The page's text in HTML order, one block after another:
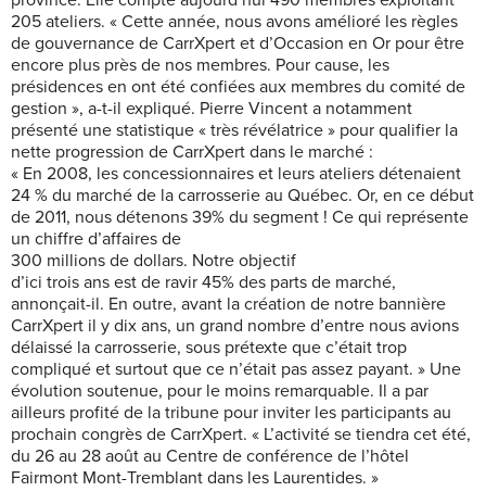
205 ateliers. « Cette année, nous avons amélioré les règles
de gouvernance de CarrXpert et d’Occasion en Or pour être
encore plus près de nos membres. Pour cause, les
présidences en ont été confiées aux membres du comité de
gestion », a-t-il expliqué. Pierre Vincent a notamment
présenté une statistique « très révélatrice » pour qualifier la
nette progression de CarrXpert dans le marché :
« En 2008, les concessionnaires et leurs ateliers détenaient
24 % du marché de la carrosserie au Québec. Or, en ce début
de 2011, nous détenons 39% du segment ! Ce qui représente
un chiffre d’affaires de
300 millions de dollars. Notre objectif
d’ici trois ans est de ravir 45% des parts de marché,
annonçait-il. En outre, avant la création de notre bannière
CarrXpert il y dix ans, un grand nombre d’entre nous avions
délaissé la carrosserie, sous prétexte que c’était trop
compliqué et surtout que ce n’était pas assez payant. » Une
évolution soutenue, pour le moins remarquable. Il a par
ailleurs profité de la tribune pour inviter les participants au
prochain congrès de CarrXpert. « L’activité se tiendra cet été,
du 26 au 28 août au Centre de conférence de l’hôtel
Fairmont Mont-Tremblant dans les Laurentides. »